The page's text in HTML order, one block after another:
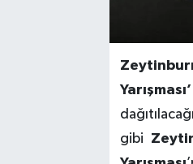
Yarışması’
gibi